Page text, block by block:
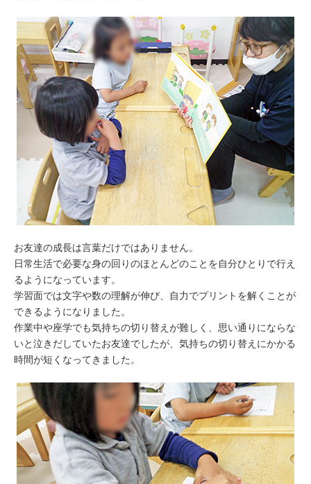
お友達の成長は言葉だけではありません。
日常生活で必要な身の回りのほとんどのことを自分ひとりで行え
るようになっています。
学習面では文字や数の理解が伸び、自力でプリントを解くことが
できるようになりました。
作業中や座学でも気持ちの切り替えが難しく、思い通りにならな
いと泣きだしていたお友達でしたが、気持ちの切り替えにかかる
時間が短くなってきました。